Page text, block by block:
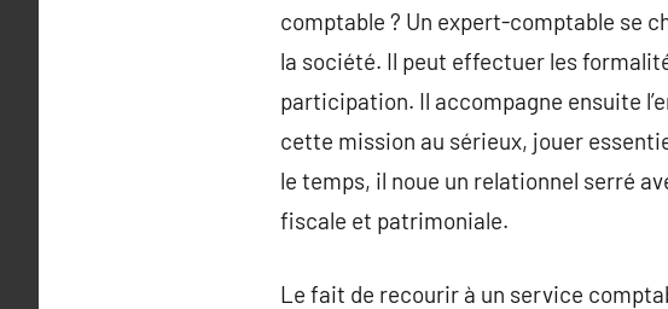
comptable ? Un expert-comptable se
la société. Il peut effectuer les
participation. Il accompagne ensuite
cette mission au sérieux, jouer
le temps, il noue un relationnel serré
fiscale et patrimoniale.
Le fait de recourir à un service